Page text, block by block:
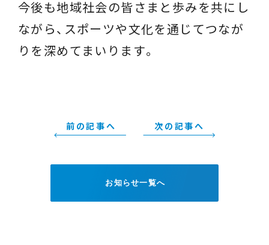
今後も地域社会の皆さまと歩みを共にし
ながら、スポーツや文化を通じてつなが
りを深めてまいります。
前の記事へ
お知らせ一覧へ
次の記事へ